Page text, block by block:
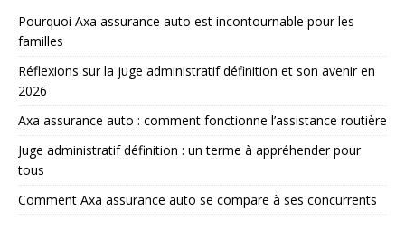
Pourquoi Axa assurance auto est incontournable pour les
familles
Réflexions sur la juge administratif définition et son avenir en
2026
Axa assurance auto : comment fonctionne l’assistance routière
Juge administratif définition : un terme à appréhender pour
tous
Comment Axa assurance auto se compare à ses concurrents